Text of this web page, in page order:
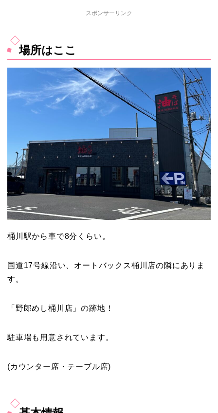
スポンサーリンク
場所はここ
桶川駅から車で8分くらい。
国道17号線沿い、オートバックス桶川店の隣にありま
す。
「野郎めし桶川店」の跡地！
駐車場も用意されています。
(カウンター席・テーブル席)